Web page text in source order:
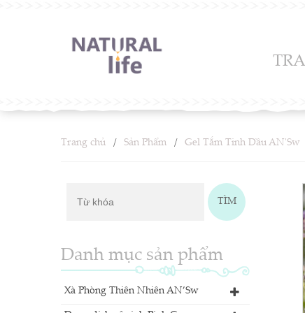
Trang chủ Sản Phẩm Gel Tắm Tinh Dầu AN'Sw
Danh mục sản phẩm
Xà Phòng Thiên Nhiên AN’Sw